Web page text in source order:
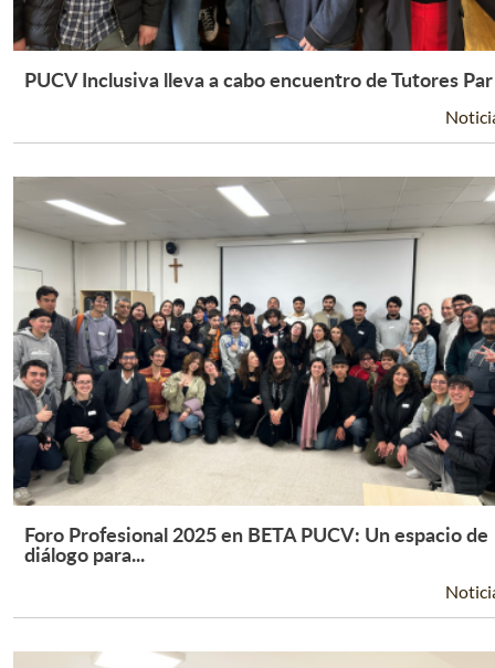
Leer Más +
PUCV Inclusiva lleva a cabo encuentro de Tutores Par
Leer Más +
Foro Profesional 2025 en BETA PUCV: Un espacio de
diálogo para...